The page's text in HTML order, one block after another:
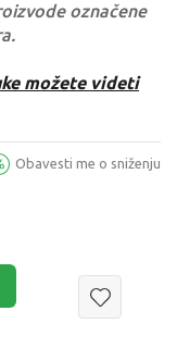
označene
možete videti
Obavesti me o sniženju